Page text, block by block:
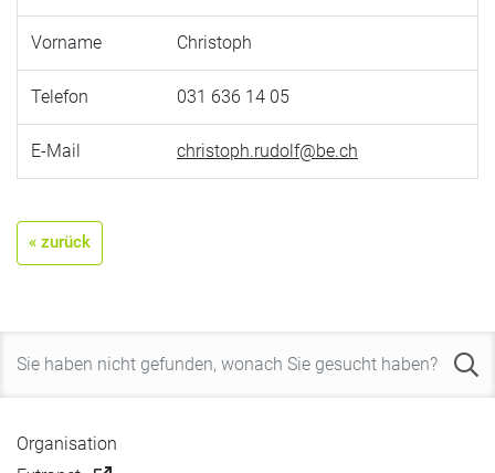
Vorname Christoph
Telefon 031 636 14 05
E-Mail christoph.rudolf@be.ch
« zurück
Organisation